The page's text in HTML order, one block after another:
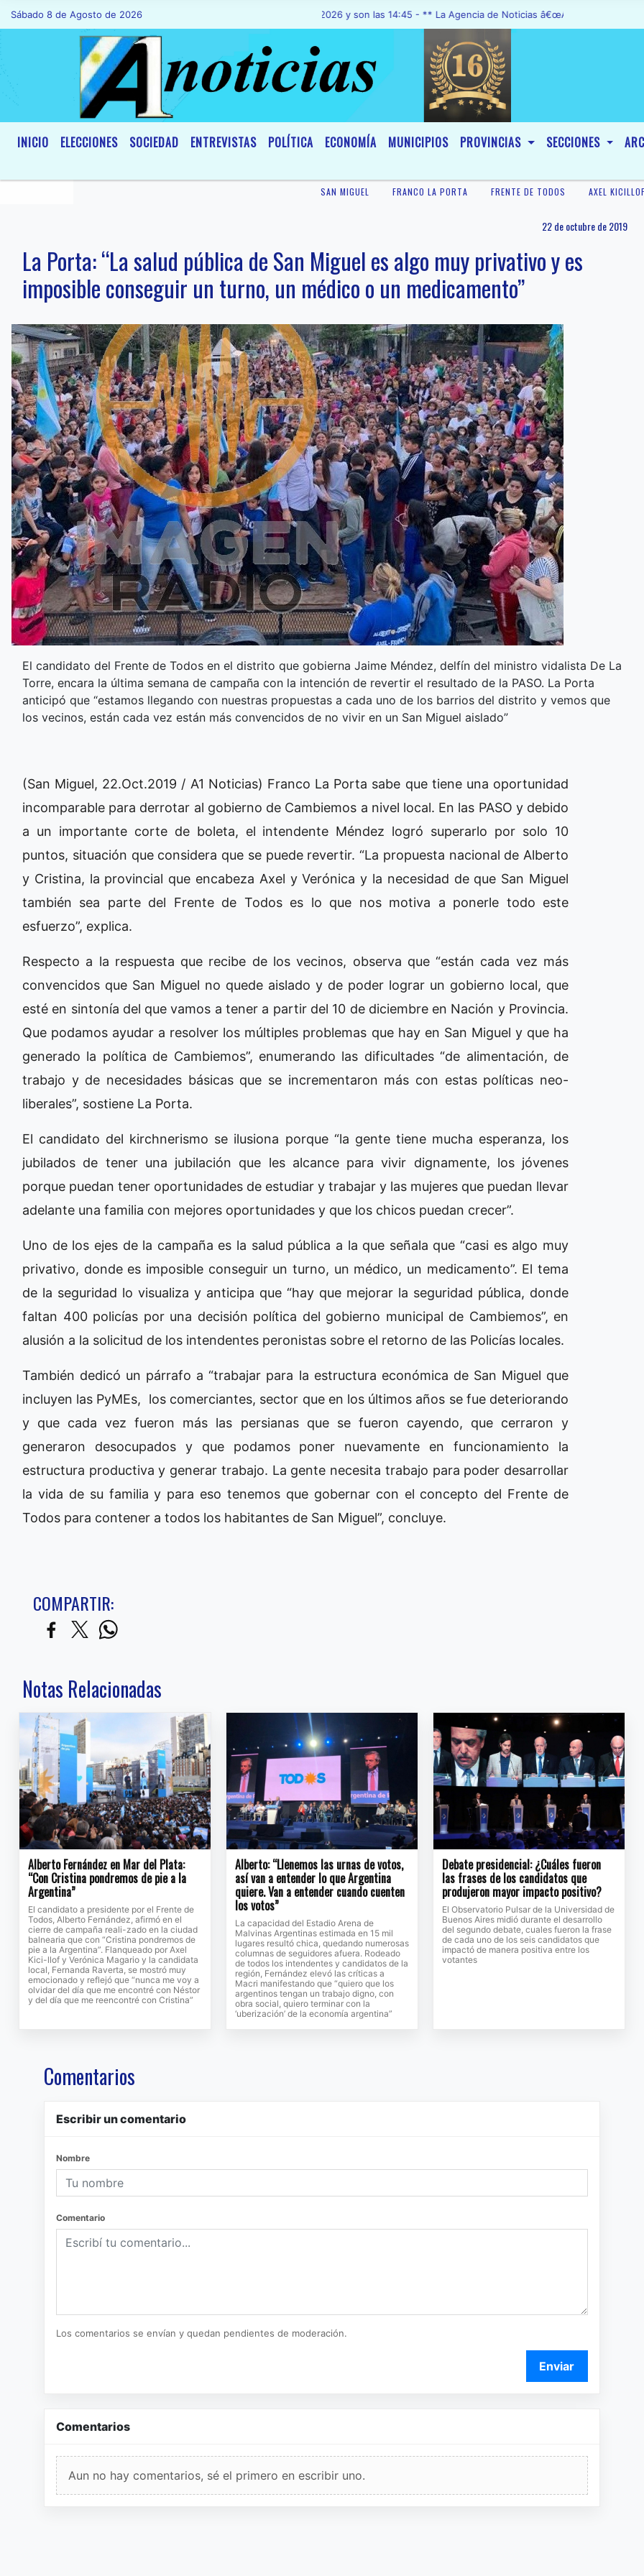
Sábado 8 de Agosto de 2026Hoy es Sábado 8 de Agosto de 2026 y son las 14:45 - ** La Agencia de Noticias â€œA1 Noticiasâ€, fue
INICIO ELECCIONES SOCIEDAD ENTREVISTAS POLÍTICA ECONOMÍA MUNICIPIOS PROVINCIAS SECCIONES
SAN MIGUEL FRANCO LA PORTA FRENTE DE TODOS AXEL
22 de octubre de 2019
La Porta: “La salud pública de San Miguel es algo muy privativo y es
imposible conseguir un turno, un médico o un medicamento”
El candidato del Frente de Todos en el distrito que gobierna Jaime Méndez, delfín del ministro vidalista De La
Torre, encara la última semana de campaña con la intención de revertir el resultado de la PASO. La Porta
anticipó que “estamos llegando con nuestras propuestas a cada uno de los barrios del distrito y vemos que
los vecinos, están cada vez están más convencidos de no vivir en un San Miguel aislado”
(San Miguel, 22.Oct.2019 / A1 Noticias) Franco La Porta sabe que tiene una oportunidad
incomparable para derrotar al gobierno de Cambiemos a nivel local. En las PASO y debido
a un importante corte de boleta, el intendente Méndez logró superarlo por solo 10
puntos, situación que considera que se puede revertir. “La propuesta nacional de Alberto
y Cristina, la provincial que encabeza Axel y Verónica y la necesidad de que San Miguel
también sea parte del Frente de Todos es lo que nos motiva a ponerle todo este
esfuerzo”, explica.
Respecto a la respuesta que recibe de los vecinos, observa que “están cada vez más
convencidos que San Miguel no quede aislado y de poder lograr un gobierno local, que
esté en sintonía del que vamos a tener a partir del 10 de diciembre en Nación y Provincia.
Que podamos ayudar a resolver los múltiples problemas que hay en San Miguel y que ha
generado la política de Cambiemos”, enumerando las dificultades “de alimentación, de
trabajo y de necesidades básicas que se incrementaron más con estas políticas neo-
liberales”, sostiene La Porta.
El candidato del kirchnerismo se ilusiona porque “la gente tiene mucha esperanza, los
jubilados de tener una jubilación que les alcance para vivir dignamente, los jóvenes
porque puedan tener oportunidades de estudiar y trabajar y las mujeres que puedan llevar
adelante una familia con mejores oportunidades y que los chicos puedan crecer”.
Uno de los ejes de la campaña es la salud pública a la que señala que “casi es algo muy
privativo, donde es imposible conseguir un turno, un médico, un medicamento”. El tema
de la seguridad lo visualiza y anticipa que “hay que mejorar la seguridad pública, donde
faltan 400 policías por una decisión política del gobierno municipal de Cambiemos”, en
alusión a la solicitud de los intendentes peronistas sobre el retorno de las Policías locales.
También dedicó un párrafo a “trabajar para la estructura económica de San Miguel que
incluyen las PyMEs, los comerciantes, sector que en los últimos años se fue deteriorando
y que cada vez fueron más las persianas que se fueron cayendo, que cerraron y
generaron desocupados y que podamos poner nuevamente en funcionamiento la
estructura productiva y generar trabajo. La gente necesita trabajo para poder desarrollar
la vida de su familia y para eso tenemos que gobernar con el concepto del Frente de
Todos para contener a todos los habitantes de San Miguel”, concluye.
COMPARTIR:
Notas Relacionadas
Alberto Fernández en Mar del Plata:
“Con Cristina pondremos de pie a la
Argentina”
El candidato a presidente por el Frente de
Todos, Alberto Fernández, afirmó en el
cierre de campaña reali-zado en la ciudad
balnearia que con “Cristina pondremos de
pie a la Argentina”. Flanqueado por Axel
Kici-llof y Verónica Magario y la candidata
local, Fernanda Raverta, se mostró muy
emocionado y reflejó que “nunca me voy a
olvidar del día que me encontré con Néstor
y del día que me reencontré con Cristina”
Alberto: “Llenemos las urnas de votos,
así van a entender lo que Argentina
quiere. Van a entender cuando cuenten
los votos”
La capacidad del Estadio Arena de
Malvinas Argentinas estimada en 15 mil
lugares resultó chica, quedando numerosas
columnas de seguidores afuera. Rodeado
de todos los intendentes y candidatos de la
región, Fernández elevó las críticas a
Macri manifestando que “quiero que los
argentinos tengan un trabajo digno, con
obra social, quiero terminar con la
‘uberización’ de la economía argentina”
Debate presidencial: ¿Cuáles fueron
las frases de los candidatos que
produjeron mayor impacto positivo?
El Observatorio Pulsar de la Universidad de
Buenos Aires midió durante el desarrollo
del segundo debate, cuales fueron la frase
de cada uno de los seis candidatos que
impactó de manera positiva entre los
votantes
Comentarios
Escribir un comentario
Nombre
Comentario
Los comentarios se envían y quedan pendientes de moderación.
Enviar
Comentarios
Aun no hay comentarios, sé el primero en escribir uno.